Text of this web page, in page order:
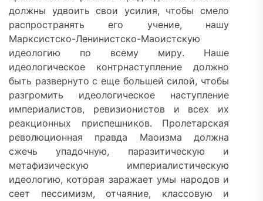
должны удвоить свои усилия, чтобы смело
распространять его учение, нашу
Марксистско-Ленинистско-Маоистскую
идеологию по всему миру. Наше
идеологическое контрнаступление должно
быть развернуто с еще большей силой, чтобы
разгромить идеологическое наступление
империалистов, ревизионистов и всех их
реакционных приспешников. Пролетарская
революционная правда Маоизма должна
сжечь упадочную, паразитическую и
метафизическую империалистическую
идеологию, которая заражает умы народов и
сеет пессимизм, отчаяние, классовую и